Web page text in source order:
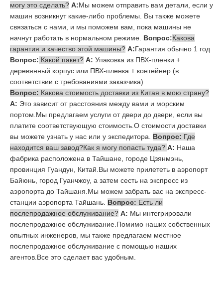
могу это сделать? А:Мы можем отправить вам детали, если у
машин возникнут какие-либо проблемы. Вы также можете
связаться с нами, и мы поможем вам, пока машины не
начнут работать в нормальном режиме. Вопрос:Какова
гарантия и качество этой машины? А:Гарантия обычно 1 год
Вопрос: Какой пакет? А: Упаковка из ПВХ-пленки +
деревянный корпус или ПВХ-пленка + контейнер (в
соответствии с требованиями заказчика)
Вопрос: Какова стоимость доставки из Китая в мою страну?
А: Это зависит от расстояния между вами и морским
портом.Мы предлагаем услуги от двери до двери, если вы
платите соответствующую стоимость.О стоимости доставки
вы можете узнать у нас или у экспедитора. Вопрос: Где
находится ваш завод?Как я могу попасть туда? А: Наша
фабрика расположена в Тайшане, городе Цзянмэнь,
провинция Гуандун, Китай.Вы можете прилететь в аэропорт
Байюнь, город Гуанчжоу, а затем сесть на экспресс из
аэропорта до Тайшаня.Мы можем забрать вас на экспресс-
станции аэропорта Тайшань. Вопрос: Есть ли
послепродажное обслуживание? А: Мы интегрировали
послепродажное обслуживание.Помимо наших собственных
опытных инженеров, мы также предлагаем местное
послепродажное обслуживание с помощью наших
агентов.Все это сделает вас удобным.